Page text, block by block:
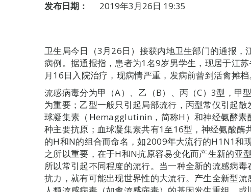
发布日期：
2019年3月26日 19:35
卫生局今日（3月26日）接获内地卫生部门的通报
病例。据通报指，患者为1名9岁男学生，现居于江
月16日入院治疗，现病情严重，发病前曾到活禽摊档
流感病毒分为甲（A）、乙（B）、丙（C）3型，甲
为重要；乙型一般只引起局部流行，丙型常仅引起
球凝集素（ Hemagglutinin，简称H）和神经氨酵素
种主要抗原；血球凝集素共有1至16型，神经氨酸酶
的H和N的组合而命名，如2009年大流行的H1N1和
之所以重要，在于H和N抗原容易变化而产生新的亚
所以常引起不同程度的流行。当一种全新的流感病
抗力，就有可能出现世界性的大流行。产生全新型